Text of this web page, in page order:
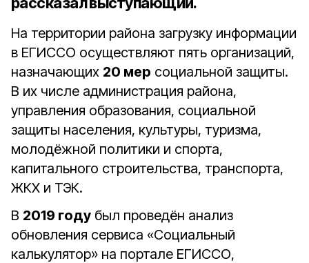
На территории района загрузку информации
в ЕГИССО осуществляют пять организаций,
назначающих 20 мер социальной защиты.
В их числе администрация района,
управления образования, социальной
защиты населения, культуры, туризма,
молодёжной политики и спорта,
капитального строительства, транспорта,
ЖКХ и ТЭК.
В 2019 году был проведён анализ
обновления сервиса «Социальный
калькулятор» на портале ЕГИССО,